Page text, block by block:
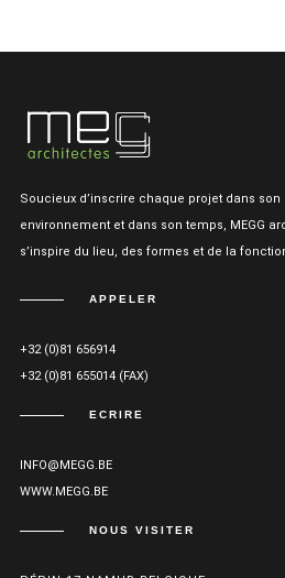
Soucieux d’inscrire chaque projet dans son
environnement et dans son temps, MEGG
s’inspire du lieu, des formes et de la
APPELER
+32 (0)81 656914
+32 (0)81 655014 (FAX)
ECRIRE
INFO@MEGG.BE
WWW.MEGG.BE
NOUS VISITER